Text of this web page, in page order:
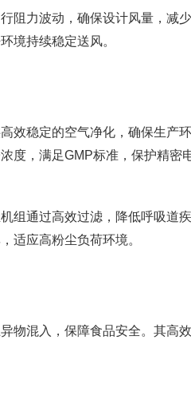
力波动，确保设计风量，
境持续稳定送风。
效稳定的空气净化，确保生
，满足GMP标准，保护精密
通过高效过滤，降低呼吸道
适应高粉尘负荷环境。
混入，保障食品安全。其